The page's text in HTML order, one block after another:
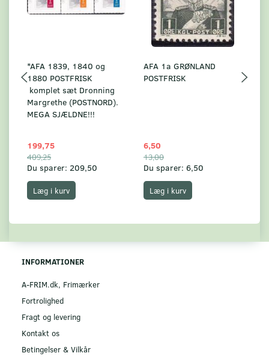
*AFA 1839, 1840 og
1880 POSTFRISK
komplet sæt Dronning
Margrethe (POSTNORD).
MEGA SJÆLDNE!!!
199,75
409,25
Du sparer: 209,50
Læg i kurv
AFA 1a GRØNLAND
POSTFRISK
6,50
13,00
Du sparer: 6,50
Læg i kurv
INFORMATIONER
A-FRIM.dk, Frimærker
Fortrolighed
Fragt og levering
Kontakt os
Betingelser & Vilkår